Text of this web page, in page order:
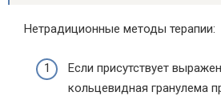
Нетрадиционные методы терапии:
Если присутствует
кольцевидная гранулема